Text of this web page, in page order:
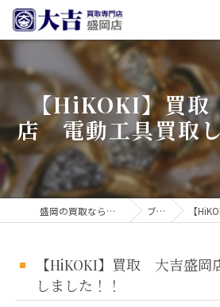
【HiKOKI】買
店 電動工具買取
盛岡の買取なら買取大吉 盛岡店 ブログ 【HiKOKI
【HiKOKI】買取 大吉盛
しました！！